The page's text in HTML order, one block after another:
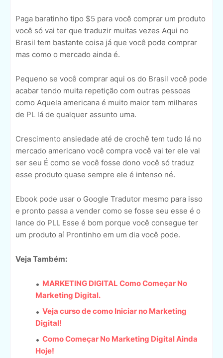
Paga baratinho tipo $5 para você comprar um produto
você só vai ter que traduzir muitas vezes Aqui no
Brasil tem bastante coisa já que você pode comprar
mas como o mercado ainda é.
Pequeno se você comprar aqui os do Brasil você pode
acabar tendo muita repetição com outras pessoas
como Aquela americana é muito maior tem milhares
de PL lá de qualquer assunto uma.
Crescimento ansiedade até de crochê tem tudo lá no
mercado americano você compra você vai ter ele vai
ser seu É como se você fosse dono você só traduz
esse produto quase sempre ele é intenso né.
Ebook pode usar o Google Tradutor mesmo para isso
e pronto passa a vender como se fosse seu esse é o
lance do PLL Esse é bom porque você consegue ter
um produto aí Prontinho em um dia você pode.
Veja Também:
MARKETING DIGITAL Como Começar No
Marketing Digital.
Veja curso de como Iniciar no Marketing
Digital!
Como Começar No Marketing Digital Ainda
Hoje!